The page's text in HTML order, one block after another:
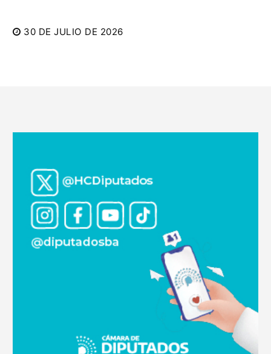
30 DE JULIO DE 2026